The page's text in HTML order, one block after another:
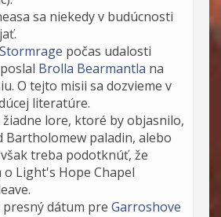
sa niekedy v budúcnosti
počas udalosti
Brolla Bearmantla na
O tejto misii sa dozvieme v
literatúre.
lore, ktoré by objasnilo,
Bartholomew paladin, alebo
treba podotknúť, že
o Light's Hope Chapel
dátum pre Garroshove